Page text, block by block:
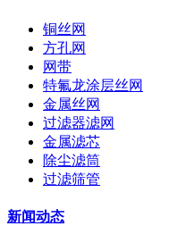
铜丝网
方孔网
网带
特氟龙涂层丝网
金属丝网
过滤器滤网
金属滤芯
除尘滤筒
过滤筛管
新闻动态